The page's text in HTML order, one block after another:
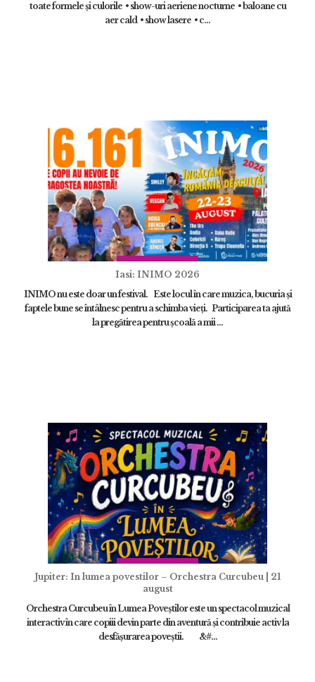
toate formele și culorile • show-uri aeriene nocturne • baloane cu
aer cald • show lasere • c...
Iasi: INIMO 2026
INIMO nu este doar un festival. Este locul în care muzica, bucuria și
faptele bune se întâlnesc pentru a schimba vieți. Participarea ta ajută
la pregătirea pentru școală a mii ...
Jupiter: In lumea povestilor – Orchestra Curcubeu | 21
august
Orchestra Curcubeu în Lumea Poveștilor este un spectacol muzical
interactiv în care copiii devin parte din aventură și contribuie activ la
desfășurarea poveștii. &#...